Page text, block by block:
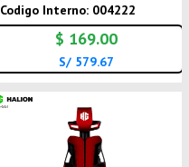
Codigo Interno: 004222
$ 169.00
S/ 579.67